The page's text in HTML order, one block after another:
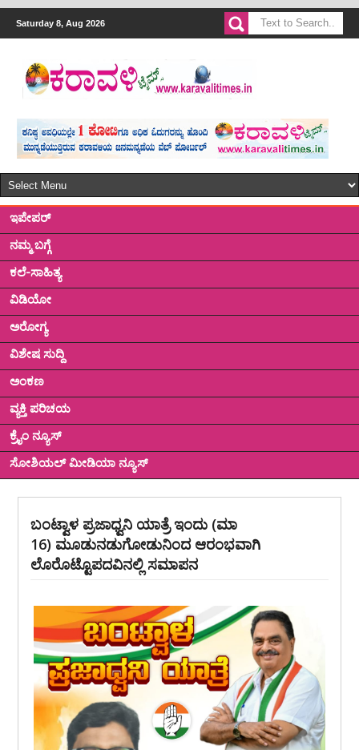
Saturday 8, Aug 2026
ಇಪೇಪರ್
ನಮ್ಮ ಬಗ್ಗೆ
ಕಲೆ-ಸಾಹಿತ್ಯ
ವಿಡಿಯೋ
ಅರೋಗ್ಯ
ವಿಶೇಷ ಸುದ್ದಿ
ಅಂಕಣ
ವ್ಯಕ್ತಿ ಪರಿಚಯ
ಕ್ರೈಂ ನ್ಯೂಸ್
ಸೋಶಿಯಲ್ ಮೀಡಿಯಾ ನ್ಯೂಸ್
ಬಂಟ್ವಾಳ ಪ್ರಜಾಧ್ವನಿ ಯಾತ್ರೆ ಇಂದು (ಮಾ
16) ಮೂಡುನಡುಗೋಡುನಿಂದ ಆರಂಭವಾಗಿ
ಲೊರೊಟ್ಟೊಪದವಿನಲ್ಲಿ ಸಮಾಪನ